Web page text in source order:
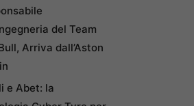
del Team
Arriva dall’Aston
e Abet: la